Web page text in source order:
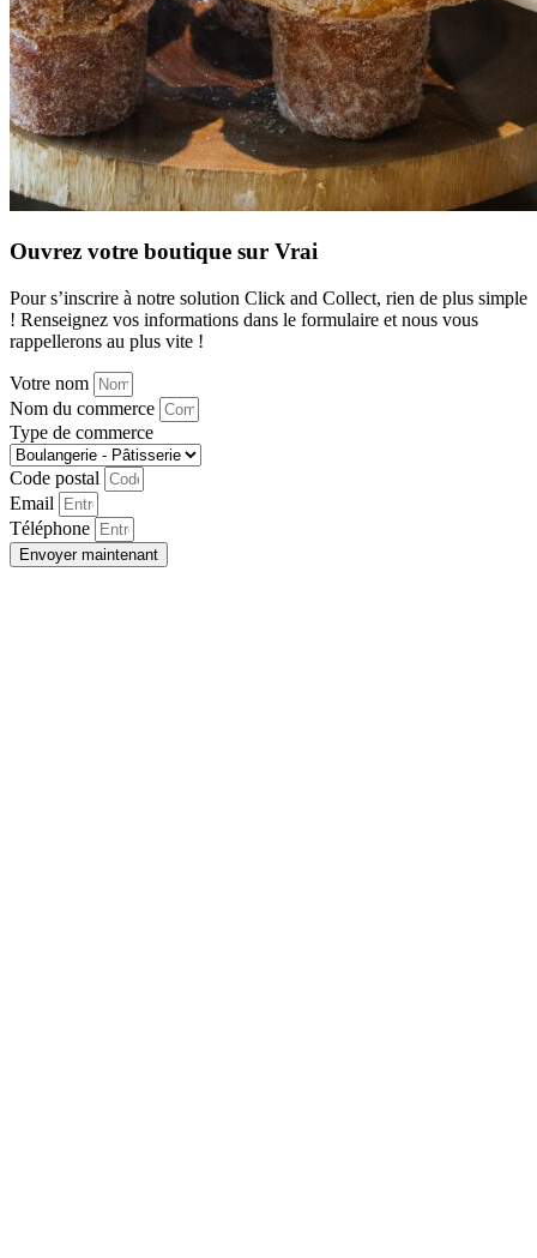
Ouvrez votre boutique sur Vrai
Pour s’inscrire à notre solution Click and Collect, rien de plus simple
! Renseignez vos informations dans le formulaire et nous vous
rappellerons au plus vite !
Votre nom
Nom du commerce
Type de commerce
Code postal
Email
Téléphone
Envoyer maintenant